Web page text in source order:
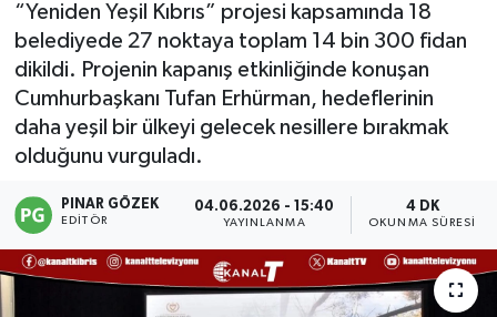
“Yeniden Yeşil Kıbrıs” projesi kapsamında 18
belediyede 27 noktaya toplam 14 bin 300 fidan
dikildi. Projenin kapanış etkinliğinde konuşan
Cumhurbaşkanı Tufan Erhürman, hedeflerinin
daha yeşil bir ülkeyi gelecek nesillere bırakmak
olduğunu vurguladı.
PINAR GÖZEK
EDITÖR
04.06.2026 - 15:40
YAYINLANMA
4 DK
OKUNMA SÜRESI